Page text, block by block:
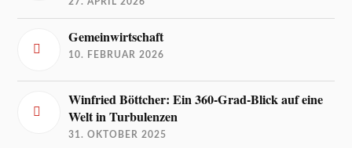
Gemeinwirtschaft
10. FEBRUAR 2026
Winfried Böttcher: Ein 360-Grad-Blick auf eine
Welt in Turbulenzen
31. OKTOBER 2025